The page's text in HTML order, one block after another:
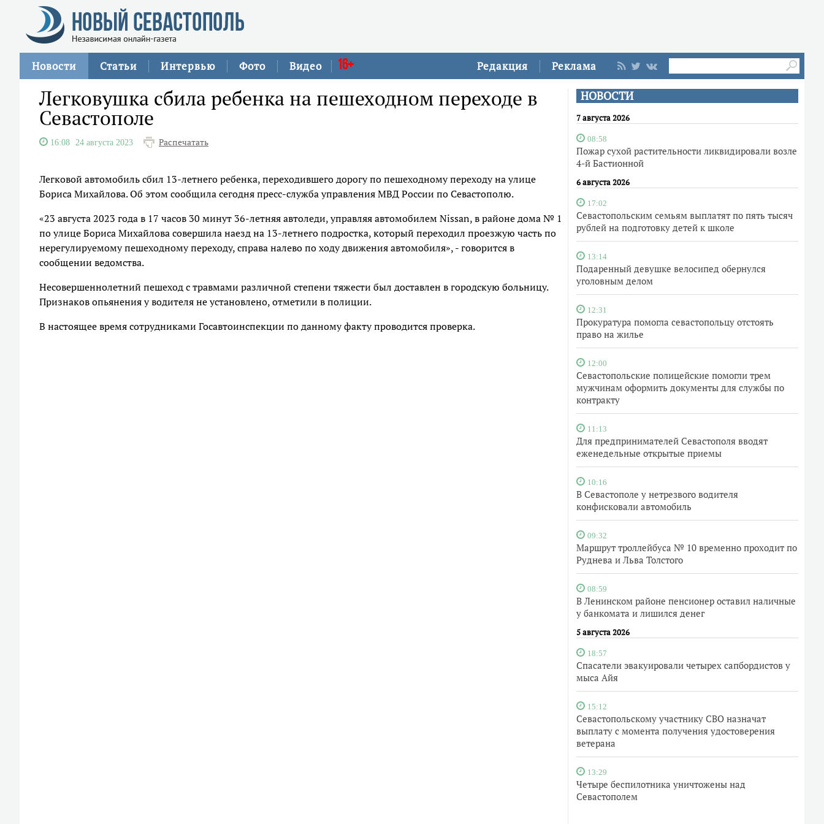
Редакция Реклама
Новости Статьи Интервью Фото Видео 16+
НОВОСТИ
7 августа 2026
08:58
Пожар сухой растительности ликвидировали возле
4-й Бастионной
6 августа 2026
17:02
Севастопольским семьям выплатят по пять тысяч
рублей на подготовку детей к школе
13:14
Подаренный девушке велосипед обернулся
уголовным делом
12:31
Прокуратура помогла севастопольцу отстоять
право на жилье
12:00
Севастопольские полицейские помогли трем
мужчинам оформить документы для службы по
контракту
11:13
Для предпринимателей Севастополя вводят
еженедельные открытые приемы
10:16
В Севастополе у нетрезвого водителя
конфисковали автомобиль
09:32
Маршрут троллейбуса № 10 временно проходит по
Руднева и Льва Толстого
08:59
В Ленинском районе пенсионер оставил наличные
у банкомата и лишился денег
5 августа 2026
18:57
Спасатели эвакуировали четырех сапбордистов у
мыса Айя
15:12
Севастопольскому участнику СВО назначат
выплату с момента получения удостоверения
ветерана
13:29
Четыре беспилотника уничтожены над
Севастополем
Легковушка сбила ребенка на пешеходном переходе в
Севастополе
16:08 24 августа 2023 Распечатать
Легковой автомобиль сбил 13-летнего ребенка, переходившего дорогу по пешеходному переходу на улице
Бориса Михайлова. Об этом сообщила сегодня пресс-служба управления МВД России по Севастополю.
«23 августа 2023 года в 17 часов 30 минут 36-летняя автоледи, управляя автомобилем Nissan, в районе дома № 1
по улице Бориса Михайлова совершила наезд на 13-летнего подростка, который переходил проезжую часть по
нерегулируемому пешеходному переходу, справа налево по ходу движения автомобиля», - говорится в
сообщении ведомства.
Несовершеннолетний пешеход с травмами различной степени тяжести был доставлен в городскую больницу.
Признаков опьянения у водителя не установлено, отметили в полиции.
В настоящее время сотрудниками Госавтоинспекции по данному факту проводится проверка.